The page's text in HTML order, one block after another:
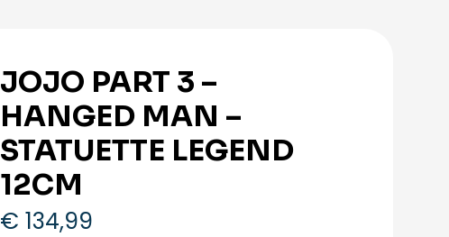
JOJO PART 3 –
HANGED MAN –
STATUETTE LEGEND
12CM
€ 134,99